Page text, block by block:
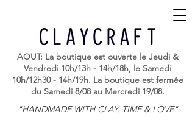
"HANDMADE WITH CLAY, TIME & LOVE"
AOUT: La boutique est ouverte le Jeudi &
Vendredi 10h/13h - 14h/18h, le Samedi
10h/12h30 - 14h/19h. La boutique est fermée
du Samedi 8/08 au Mercredi 19/08.